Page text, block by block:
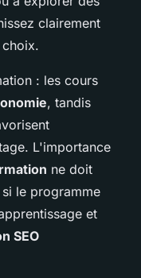
clairement
: les cours
, tandis
L'importance
ne doit
le programme
et
SEO